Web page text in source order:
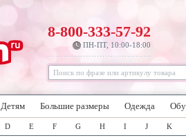
8-800-333-57-92
ПН-ПТ, 10:00-18:00
Детям Большие размеры Одежда
D E F G H I J K